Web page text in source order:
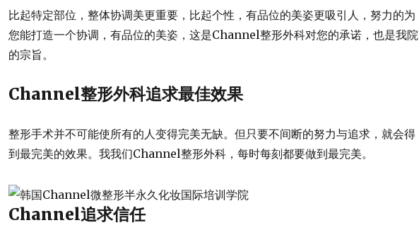
比起特定部位，整体协调美更重要，比起个性，有品位的美姿更吸引人，努力的为
您能打造一个协调，有品位的美姿，这是Channel整形外科对您的承诺，也是我院
的宗旨。
Channel整形外科追求最佳效果
整形手术并不可能使所有的人变得完美无缺。但只要不间断的努力与追求，就会得
到最完美的效果。我我们Channel整形外科，每时每刻都要做到最完美。
Channel追求信任